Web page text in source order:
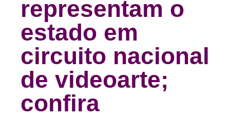
representam o
estado em
circuito nacional
de videoarte;
confira